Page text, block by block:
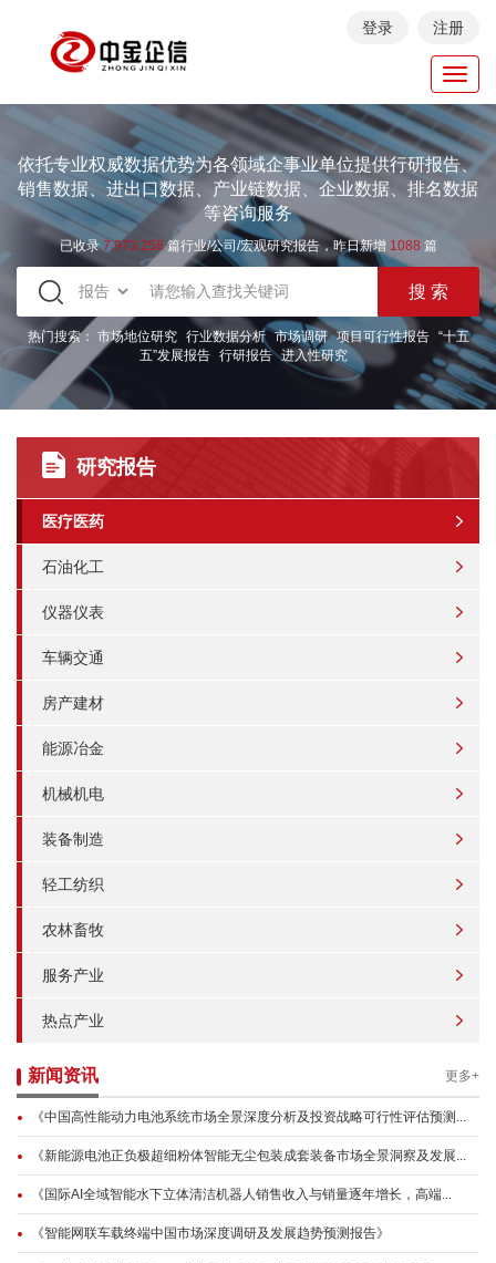
登录 注册
依托专业权威数据优势为各领域企事业单位提供行研报告、
销售数据、进出口数据、产业链数据、企业数据、排名数据
等咨询服务
已收录7.973.258篇行业/公司/宏观研究报告，昨日新增 1088 篇
热门搜索： 市场地位研究 行业数据分析 市场调研 项目可行性报告
“十五
五”发展报告 行研报告 进入性研究
研究报告
医疗医药
石油化工
仪器仪表
车辆交通
房产建材
能源冶金
机械机电
装备制造
轻工纺织
农林畜牧
服务产业
热点产业
新闻资讯 更多+
《中国高性能动力电池系统市场全景深度分析及投资战略可行性评估预测...
《新能源电池正负极超细粉体智能无尘包装成套装备市场全景洞察及发展...
《国际AI全域智能水下立体清洁机器人销售收入与销量逐年增长，高端...
《智能网联车载终端中国市场深度调研及发展趋势预测报告》